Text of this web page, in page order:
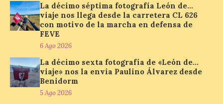
El Ayuntamiento de La
Bañeza presenta el
Festival One More Time,
una cita con la música de
los 80 y 90 para el 16 de
agosto en la Plaza Mayor.
6 Ago 2026
La décimo séptima fotografía León de…
viaje nos llega desde la carretera CL 626
con motivo de la marcha en defensa de
FEVE
6 Ago 2026
La décimo sexta fotografía de «León de…
viaje» nos la envía Paulino Álvarez desde
Benidorm
5 Ago 2026